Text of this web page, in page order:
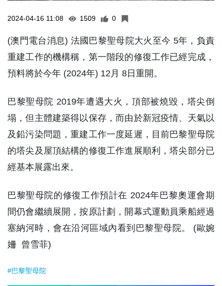
2024-04-16 11:08 1509 0
(澳門電台消息) 法國巴黎聖母院大火至今 5年，負責
重建工作的機構稱，第一階段的修復工作已經完成，
預料將於今年 (2024年) 12月 8日重開。
巴黎聖母院 2019年遭遇大火，頂部被燒毀，塔尖倒
塌，但主體建築得以保存，而由於新冠疫情、天氣以
及鉛污染問題，重建工作一度延遲，目前巴黎聖母院
的塔尖及屋頂結構的修復工作進展順利，塔尖部分已
經基本展露出來。
巴黎聖母院的修復工作預計在 2024年巴黎奧運會期
間仍會繼續展開，按原計劃，開幕式運動員乘船經過
塞納河時，會在沿河區域內看到巴黎聖母院。 (歐婉
姍 曾雪菲)
#巴黎聖母院